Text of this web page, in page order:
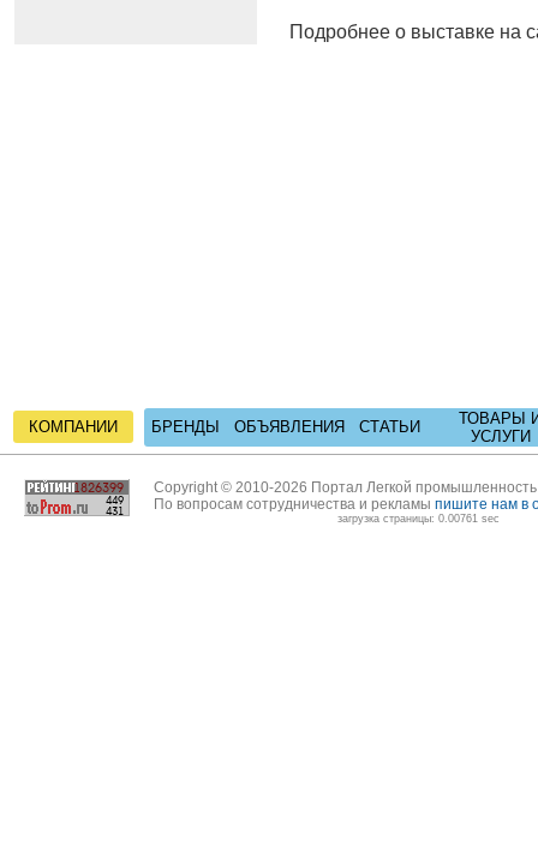
Подробнее о выставке на
КОМПАНИИ БРЕНДЫ ОБЪЯВЛЕНИЯ СТАТЬИ
ТОВАРЫ
УСЛУГИ
Copyright © 2010-2026 Портал Легкой
По вопросам сотрудничества и рекламы пишите нам в
загрузка страницы: 0.00761 sec